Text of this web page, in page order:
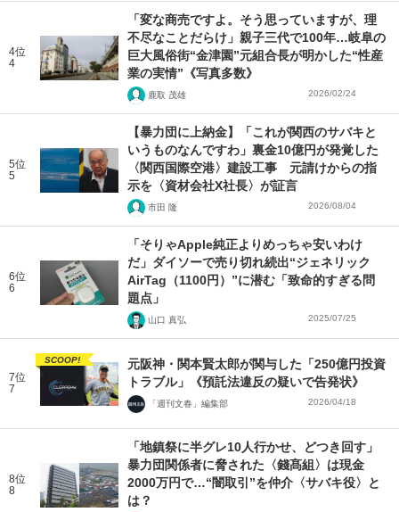
4位
4
「変な商売ですよ。そう思っていますが、理
不尽なことだらけ」親子三代で100年…岐阜の
巨大風俗街“金津園”元組合長が明かした“性産
業の実情”《写真多数》
鹿取 茂雄 2026/02/24
5位
5
【暴力団に上納金】「これが関西のサバキと
いうものなんですわ」裏金10億円が発覚した
〈関西国際空港〉建設工事 元請けからの指
示を〈資材会社X社長〉が証言
市田 隆 2026/08/04
6位
6
「そりゃApple純正よりめっちゃ安いわけ
だ」ダイソーで売り切れ続出“ジェネリック
AirTag（1100円）”に潜む「致命的すぎる問
題点」
山口 真弘 2025/07/25
7位
7
SCOOP!
元阪神・関本賢太郎が関与した「250億円投資
トラブル」《預託法違反の疑いで告発状》
「週刊文春」編集部 2026/04/18
8位
8
「地鎮祭に半グレ10人行かせ、どつき回す」
暴力団関係者に脅された〈錢髙組〉は現金
2000万円で…“闇取引”を仲介〈サバキ役〉と
は？